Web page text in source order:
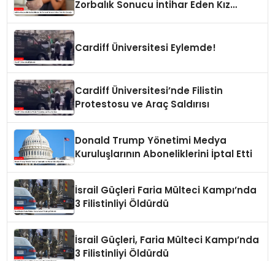
Zorbalık Sonucu İntihar Eden Kız
Cardiff Üniversitesi Eylemde!
Cardiff Üniversitesi’nde Filistin
Protestosu ve Araç Saldırısı
Donald Trump Yönetimi Medya
Kuruluşlarının Aboneliklerini İptal Etti
İsrail Güçleri Faria Mülteci Kampı’nda
3 Filistinliyi Öldürdü
İsrail Güçleri, Faria Mülteci Kampı’nda
3 Filistinliyi Öldürdü